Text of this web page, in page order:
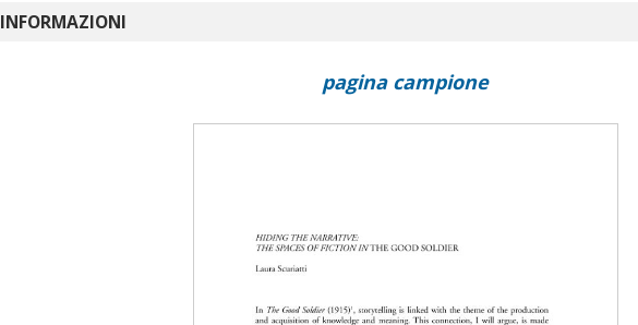
How Should We Read Ford?
Hiding the Narrative: The Spaces of Fiction in The Good Soldier
Photography and Other Simulacra in The Good Soldier
INFORMAZIONI
pagina campione